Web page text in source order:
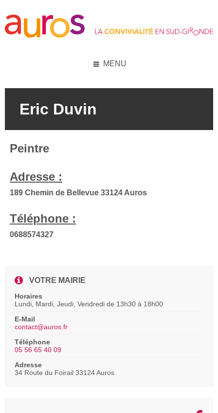
content
left
sidebar
footer
MENU
Eric Duvin
Peintre
Adresse :
189 Chemin de Bellevue 33124 Auros
Téléphone :
0688574327
VOTRE MAIRIE
Horaires
Lundi, Mardi, Jeudi, Vendredi de 13h30 à 18h00
E-Mail
contact@auros.fr
Téléphone
05 56 65 40 09
Adresse
34 Route du Foirail 33124 Auros